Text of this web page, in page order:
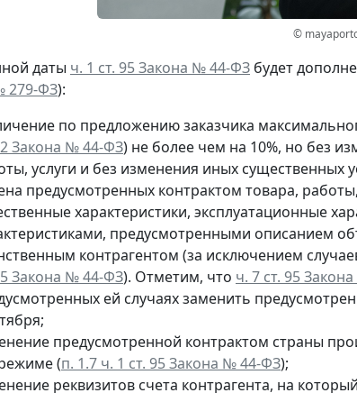
©
даты ч. 1 ст. 95 Закона № 44-ФЗ будет
279-ФЗ):
по предложению заказчика
Закона № 44-ФЗ) не более чем на 10%, но без
услуги и без изменения иных существенных
предусмотренных контрактом товара,
характеристики, эксплуатационные
предусмотренными описанием
контрагентом (за исключением
Закона № 44-ФЗ). Отметим, что ч. 7 ст. 95
ей случаях заменить
предусмотренной контрактом страны
(п. 1.7 ч. 1 ст. 95 Закона № 44-ФЗ);
реквизитов счета контрагента, на